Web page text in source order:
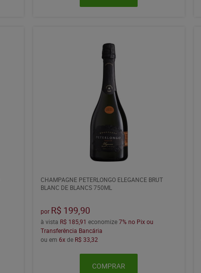
CHAMPAGNE PETERLONGO ELEGANCE BRUT
BLANC DE BLANCS 750ML
por R$ 199,90
à vista R$ 185,91 economize7% no Pix ou
Transferência Bancária
ou em6xde R$ 33,32
COMPRAR